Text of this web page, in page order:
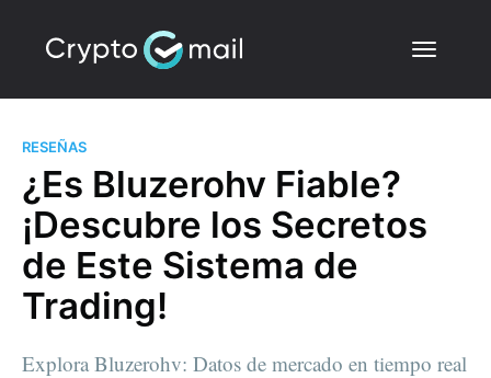
RESEÑAS
¿Es Bluzerohv Fiable?
¡Descubre los Secretos
de Este Sistema de
Trading!
Explora Bluzerohv: Datos de mercado en tiempo real